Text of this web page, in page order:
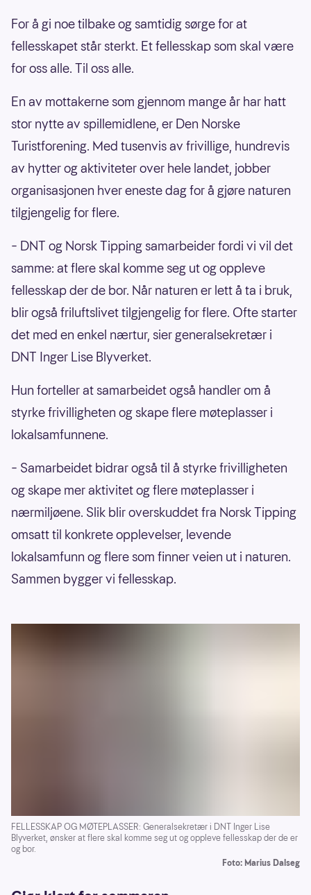
For å gi noe tilbake og samtidig sørge for at
fellesskapet står sterkt. Et fellesskap som skal være
for oss alle. Til oss alle.
En av mottakerne som gjennom mange år har hatt
stor nytte av spillemidlene, er Den Norske
Turistforening. Med tusenvis av frivillige, hundrevis
av hytter og aktiviteter over hele landet, jobber
organisasjonen hver eneste dag for å gjøre naturen
tilgjengelig for flere.
– DNT og Norsk Tipping samarbeider fordi vi vil det
samme: at flere skal komme seg ut og oppleve
fellesskap der de bor. Når naturen er lett å ta i bruk,
blir også friluftslivet tilgjengelig for flere. Ofte starter
det med en enkel nærtur, sier generalsekretær i
DNT Inger Lise Blyverket.
Hun forteller at samarbeidet også handler om å
styrke frivilligheten og skape flere møteplasser i
lokalsamfunnene.
– Samarbeidet bidrar også til å styrke frivilligheten
og skape mer aktivitet og flere møteplasser i
nærmiljøene. Slik blir overskuddet fra Norsk Tipping
omsatt til konkrete opplevelser, levende
lokalsamfunn og flere som finner veien ut i naturen.
Sammen bygger vi fellesskap.
FELLESSKAP OG MØTEPLASSER: Generalsekretær i DNT Inger Lise
Blyverket, ønsker at flere skal komme seg ut og oppleve fellesskap der de er
og bor.
Foto: Marius Dalseg